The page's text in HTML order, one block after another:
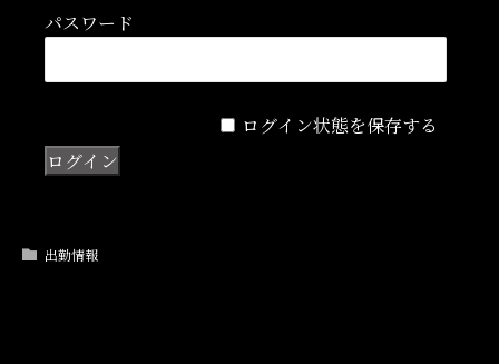
パスワード
ログイン状態を保存する
出勤情報